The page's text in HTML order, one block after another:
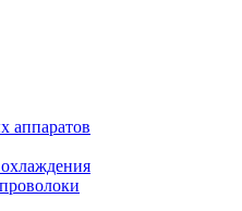
аппаратов